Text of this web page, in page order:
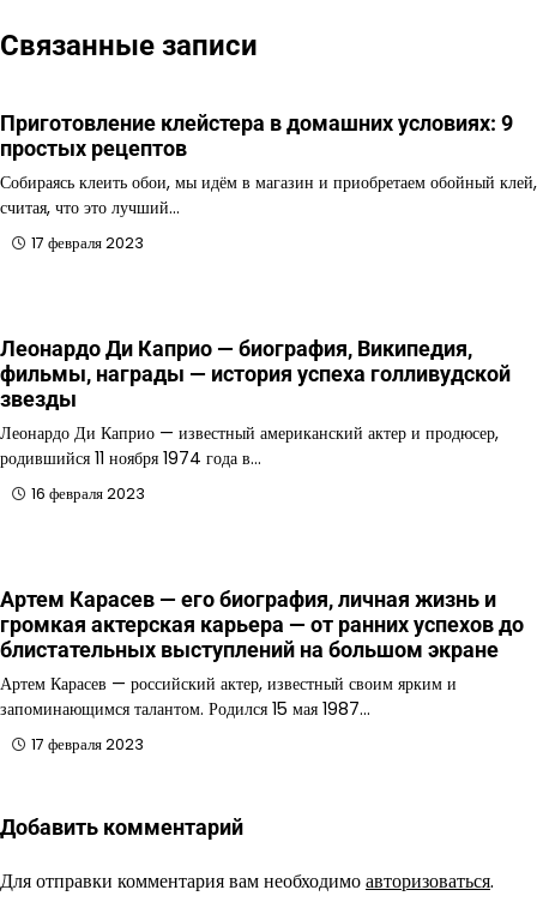
Связанные записи
Приготовление клейстера в домашних условиях: 9
простых рецептов
Собираясь клеить обои, мы идём в магазин и приобретаем обойный клей,
считая, что это лучший…
17 февраля 2023
Леонардо Ди Каприо — биография, Википедия,
фильмы, награды — история успеха голливудской
звезды
Леонардо Ди Каприо — известный американский актер и продюсер,
родившийся 11 ноября 1974 года в…
16 февраля 2023
Артем Карасев — его биография, личная жизнь и
громкая актерская карьера — от ранних успехов до
блистательных выступлений на большом экране
Артем Карасев — российский актер, известный своим ярким и
запоминающимся талантом. Родился 15 мая 1987…
17 февраля 2023
Добавить комментарий
Для отправки комментария вам необходимоавторизоваться.